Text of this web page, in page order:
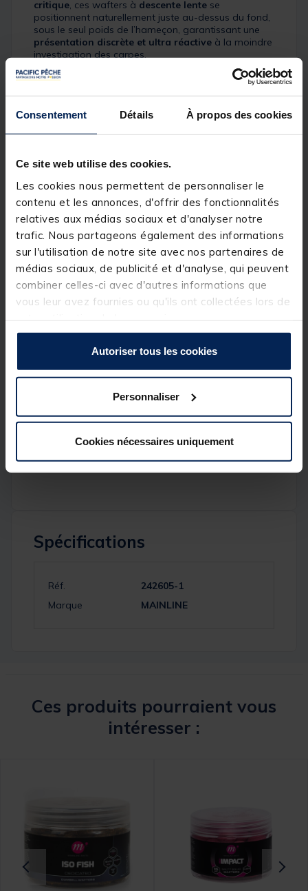
Consentement Détails À propos des cookies
Ce site web utilise des cookies.
Les cookies nous permettent de personnaliser le
contenu et les annonces, d'offrir des fonctionnalités
relatives aux médias sociaux et d'analyser notre
trafic. Nous partageons également des informations
sur l'utilisation de notre site avec nos partenaires de
médias sociaux, de publicité et d'analyse, qui peuvent
combiner celles-ci avec d'autres informations que
vous leur avez fournies ou qu'ils ont collectées lors de
Autoriser tous les cookies
Personnaliser
Cookies nécessaires uniquement
critique, ces wafters à descente lente se
positionnent naturellement juste au-dessus du fond,
sous le seul poids de l’hameçon, garantissant une
présentation discrète et ultra réactive à la moindre
investigation des carpes.
Après une
, Mainline a associé
réputéISO Fish
. Ce profil poisson riche et nutritif est
des poissons méfiants.
Le diamètre18 mmest idéal pour unesélection
accrue des poissons, tout en conservant une
présentation parfaitement équilibrée. Ces wafters
transforment davantage de touches enferrages
propres et poissons au sec, en améliorant la
mécanique globale du montage.
Détails
• Diamètre : 15 mm et 18 mm
Descente lentepour une présentation naturelle
l’hameçon
• Cohérence parfaite avec lesbouillettes ISO Fish
• Idéal poursélection des gros poissons
• Efficace eneaux pressurisées
• Disponible également en :Link, Essential Cell, Cell
Spécifications
Réf.
242605-1
Marque
MAINLINE
Ces produits pourraient vous
intéresser :